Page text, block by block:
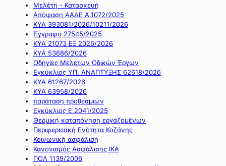
Μελέτη - Κατασκευή
Απόφαση ΑΑΔΕ Α.1072/2025
ΚΥΑ 393081/2026/10211/2026
Έγγραφο 27545/2025
ΚΥΑ 21073 ΕΞ 2026/2026
ΚΥΑ 53686/2026
Οδηγίες Μελετών Οδικών Έργων
Εγκύκλιος ΥΠ. ΑΝΑΠΤΥΞΗΣ 62618/2026
ΚΥΑ 61267/2026
ΚΥΑ 63958/2026
παράταση προθεσμιών
Εγκύκλιος Ε.2041/2025
Θερμική καταπόνηση εργαζομένων
Περιφερειακή Ενότητα Κοζάνης
Κοινωνική ασφάλιση
Κανονισμός Ασφάλισης ΙΚΑ
ΠΟΛ 1139/2006